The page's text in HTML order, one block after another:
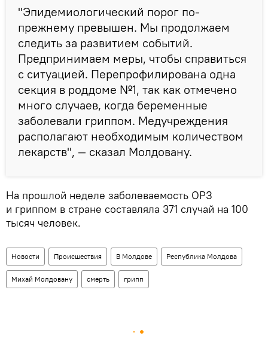
"Эпидемиологический порог по-
прежнему превышен. Мы продолжаем
следить за развитием событий.
Предпринимаем меры, чтобы справиться
с ситуацией. Перепрофилирована одна
секция в роддоме №1, так как отмечено
много случаев, когда беременные
заболевали гриппом. Медучреждения
располагают необходимым количеством
лекарств", — сказал Молдовану.
На прошлой неделе заболеваемость ОРЗ
и гриппом в стране составляла 371 случай на 100
тысяч человек.
Новости Происшествия В Молдове Республика Молдова
Михай Молдовану смерть грипп